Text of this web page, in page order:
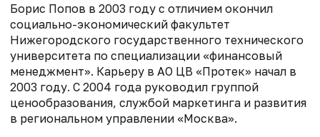
Борис Попов в 2003 году с отличием окончил
социально-экономический факультет
Нижегородского государственного технического
университета по специализации «финансовый
менеджмент». Карьеру в АО ЦВ «Протек» начал в
2003 году. С 2004 года руководил группой
ценообразования, службой маркетинга и развития
в региональном управлении «Москва».